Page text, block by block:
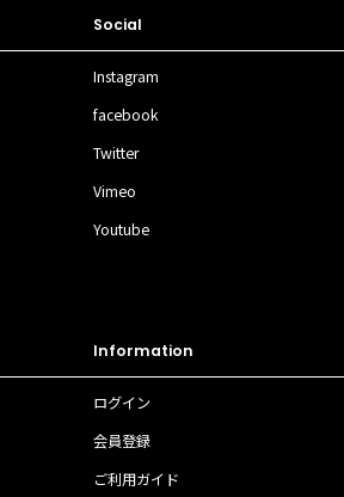
Social
Instagram
facebook
Twitter
Vimeo
Youtube
Information
ログイン
会員登録
ご利用ガイド